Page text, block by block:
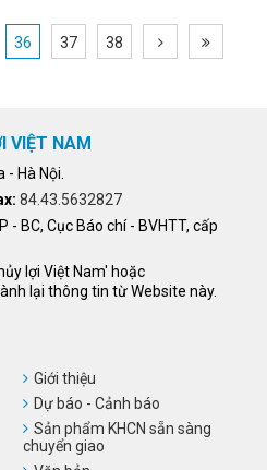
36 37 38
VIỆT NAM
Hà Nội.
84.43.5632827
- BC, Cục Báo chí - BVHTT, cấp
lợi Việt Nam' hoặc
lại thông tin từ Website này.
Giới thiệu
Dự báo - Cảnh báo
Sản phẩm KHCN sẵn sàng
chuyển giao